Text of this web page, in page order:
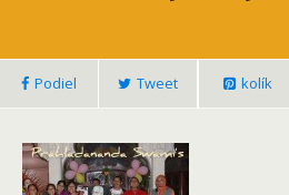
Podiel Tweet kolík